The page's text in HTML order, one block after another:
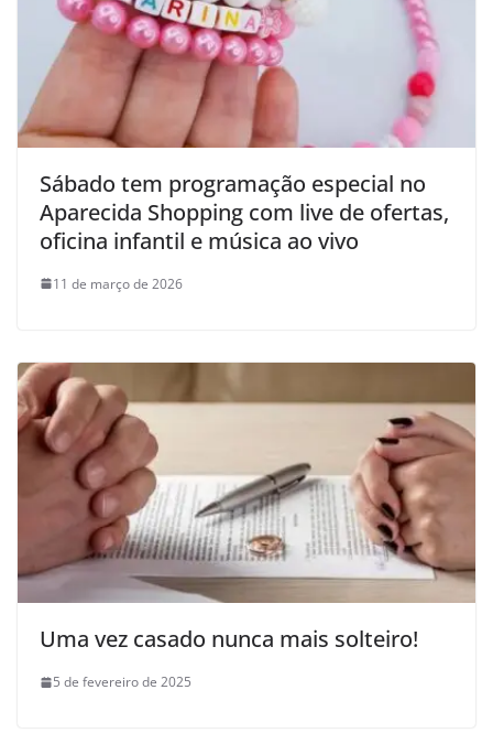
Sábado tem programação especial no
Aparecida Shopping com live de ofertas,
oficina infantil e música ao vivo
11 de março de 2026
Uma vez casado nunca mais solteiro!
5 de fevereiro de 2025